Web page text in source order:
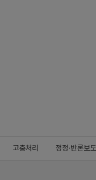
고충처리 정정·반론보도